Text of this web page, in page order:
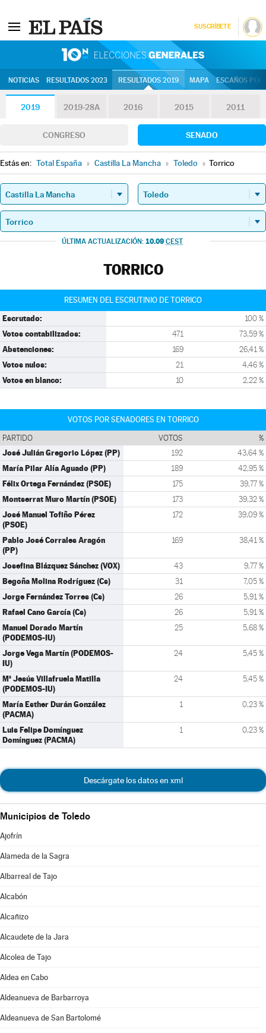
SUSCRÍBETE
NOTICIAS RESULTADOS 2023 RESULTADOS 2019 MAPA ESCAÑOS
2019 2019-28A 2016 2015 2011
CONGRESO SENADO
Estás en: Total España » Castilla La Mancha » Toledo » Torrico
ÚLTIMA ACTUALIZACIÓN: 10.09 CEST
TORRICO
RESUMEN DEL ESCRUTINIO DE TORRICO
Escrutado: 100 %
Votos contabilizados: 471 73,59 %
Abstenciones: 169 26,41 %
Votos nulos: 21 4,46 %
Votos en blanco: 10 2,22 %
VOTOS POR SENADORES EN TORRICO
PARTIDO VOTOS %
José Julián Gregorio López (PP) 192 43,64 %
María Pilar Alía Aguado (PP) 189 42,95 %
Félix Ortega Fernández (PSOE) 175 39,77 %
Montserrat Muro Martín (PSOE) 173 39,32 %
José Manuel Tofiño Pérez
(PSOE)
172 39,09 %
Pablo José Corrales Aragón
(PP)
169 38,41 %
Josefina Blázquez Sánchez (VOX) 43 9,77 %
Begoña Molina Rodríguez (Cs) 31 7,05 %
Jorge Fernández Torres (Cs) 26 5,91 %
Rafael Cano García (Cs) 26 5,91 %
Manuel Dorado Martín
(PODEMOS-IU)
25 5,68 %
Jorge Vega Martín (PODEMOS-
IU)
24 5,45 %
Mª Jesús Villafruela Matilla
(PODEMOS-IU)
24 5,45 %
María Esther Durán González
(PACMA)
1 0,23 %
Luis Felipe Domínguez
Domínguez (PACMA)
1 0,23 %
Descárgate los datos en xml
Municipios de Toledo
Ajofrín
Alameda de la Sagra
Albarreal de Tajo
Alcabón
Alcañizo
Alcaudete de la Jara
Alcolea de Tajo
Aldea en Cabo
Aldeanueva de Barbarroya
Aldeanueva de San Bartolomé